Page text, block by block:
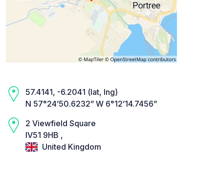
57.4141, -6.2041 (lat, lng)
N 57°24’50.6232” W 6°12’14.7456”
2 Viewfield Square
IV51 9HB ,
United Kingdom